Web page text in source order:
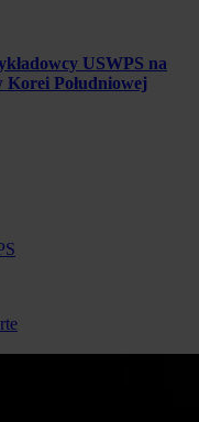
USWPS na
Południowej